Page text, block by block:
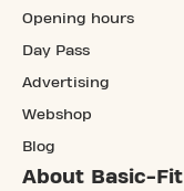
Opening hours
Day Pass
Advertising
Webshop
Blog
About Basic-Fit